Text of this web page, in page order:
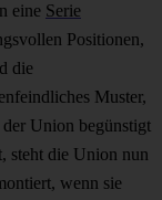
eine Serie
Positionen,
die
Muster,
Union begünstigt
steht die Union nun
wenn sie